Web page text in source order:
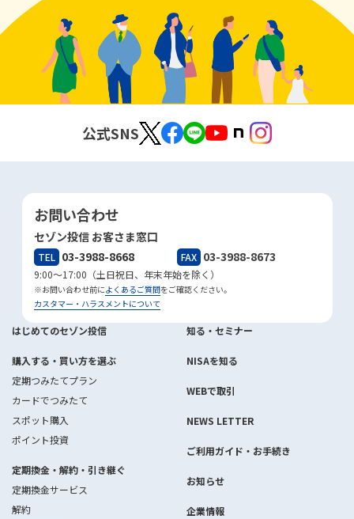
公式SNS
お問い合わせ
セゾン投信 お客さま窓口
TEL 03-3988-8668 FAX 03-3988-8673
9:00～17:00（土日祝日、年末年始を除く）
※お問い合わせ前によくあるご質問をご確認ください。
カスタマー・ハラスメントについて
はじめてのセゾン投信
購入する・買い方を選ぶ
定期つみたてプラン
カードでつみたて
スポット購入
ポイント投資
定期換金・解約・引き継ぐ
定期換金サービス
解約
知る・セミナー
NISAを知る
WEBで取引
NEWS LETTER
ご利用ガイド・お手続き
お知らせ
企業情報